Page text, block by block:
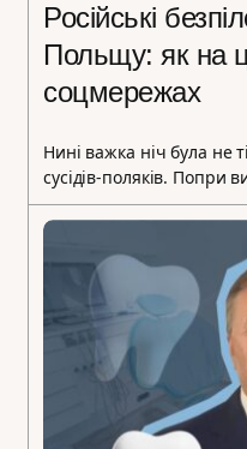
Російські
Польщу: як на
соцмережах
Нині важка ніч була не
сусідів-поляків. Попри